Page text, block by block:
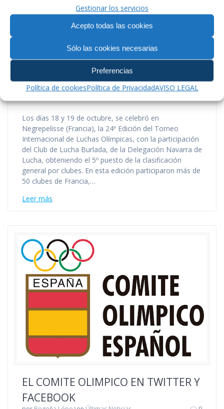
Gestionar los servicios
Acepto todas las cookies
Sólo las cookies necesarias
Preferencias
Política de cookiesPolítica de PrivacidadAVISO LEGAL
TORNEO EN NEGREPELISSE
(FRANCIA)
Los días 18 y 19 de octubre, se celebró en
Negrepelisse (Francia), la 24ª Edición del Torneo
Internacional de Luchas Olímpicas, con la participación
del Club de Lucha Burlada, de la Delegación Navarra de
Lucha, obteniendo el 5º puesto de la clasificación
general por clubes. En esta edición participaron más de
50 clubes de Francia,…
Leer más
EL COMITE OLIMPICO EN TWITTER Y
FACEBOOK